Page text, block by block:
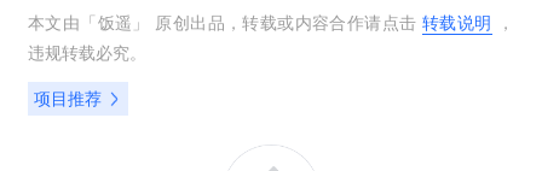
本文由「饭遥 」 原创出品，转载或内容合作请点击 转载说明 ，
违规转载必究。
项目推荐